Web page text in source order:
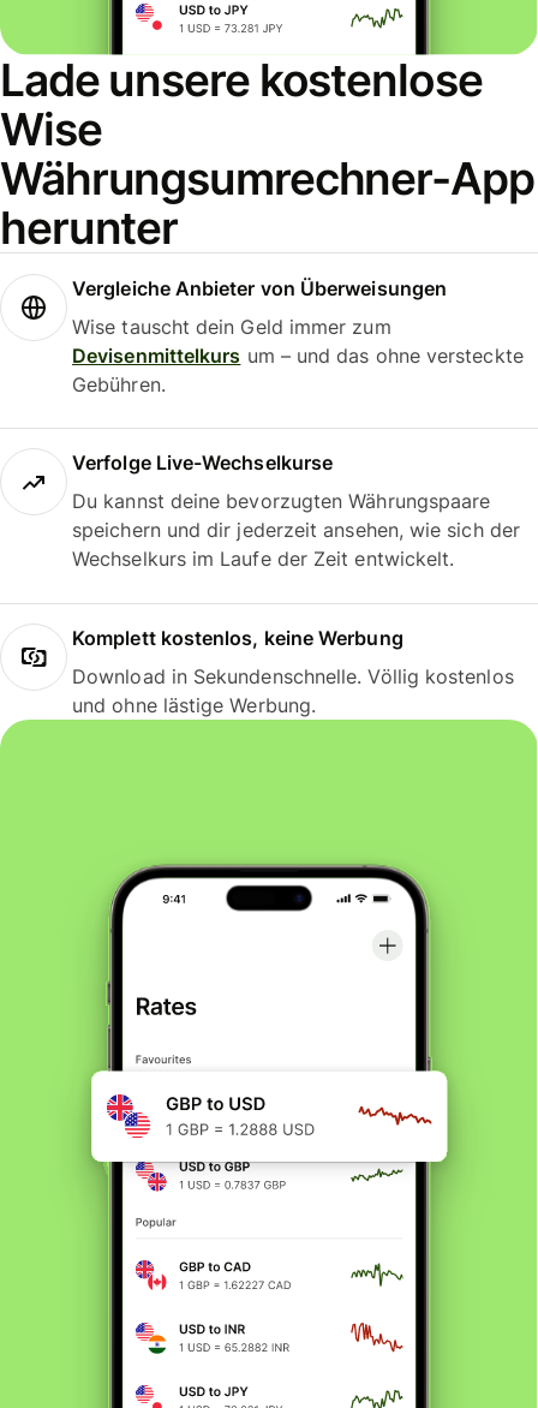
Lade unsere kostenlose
Wise
Währungsumrechner-App
herunter
Vergleiche Anbieter von Überweisungen
Wise tauscht dein Geld immer zum
Devisenmittelkurs um – und das ohne versteckte
Gebühren.
Verfolge Live-Wechselkurse
Du kannst deine bevorzugten Währungspaare
speichern und dir jederzeit ansehen, wie sich der
Wechselkurs im Laufe der Zeit entwickelt.
Komplett kostenlos, keine Werbung
Download in Sekundenschnelle. Völlig kostenlos
und ohne lästige Werbung.